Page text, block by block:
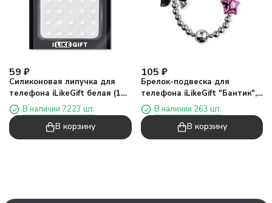
59 ₽
Силиконовая липучка для
телефона iLikeGift белая (10
х 6,5 см)В наличии 7223 шт.
В корзину
105 ₽
Брелок-подвеска для
телефона iLikeGift "Бантик",
13,5 х 5,5 см
В наличии 263 шт.
В корзину